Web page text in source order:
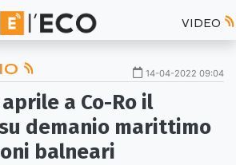
VIDEO
14-04-2022 09:04
aprile a Co-Ro il
demanio marittimo
balneari